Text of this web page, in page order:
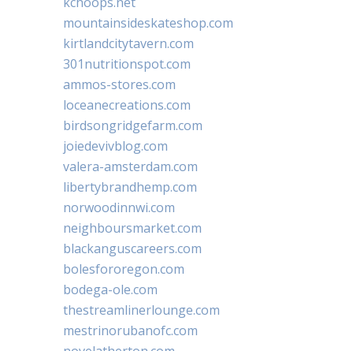
mountainsideskateshop.com
kirtlandcitytavern.com
301nutritionspot.com
ammos-stores.com
loceanecreations.com
birdsongridgefarm.com
joiedevivblog.com
valera-amsterdam.com
libertybrandhemp.com
norwoodinnwi.com
neighboursmarket.com
blackanguscareers.com
bolesfororegon.com
bodega-ole.com
thestreamlinerlounge.com
mestrinorubanofc.com